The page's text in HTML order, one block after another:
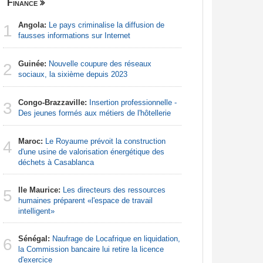
Finance
1 Angola: Le pays criminalise la diffusion de
fausses informations sur Internet
2 Guinée: Nouvelle coupure des réseaux
sociaux, la sixième depuis 2023
3 Congo-Brazzaville: Insertion professionnelle -
Des jeunes formés aux métiers de l'hôtellerie
4 Maroc: Le Royaume prévoit la construction
d'une usine de valorisation énergétique des
déchets à Casablanca
5 Ile Maurice: Les directeurs des ressources
humaines préparent «l'espace de travail
intelligent»
6 Sénégal: Naufrage de Locafrique en liquidation,
la Commission bancaire lui retire la licence
d'exercice